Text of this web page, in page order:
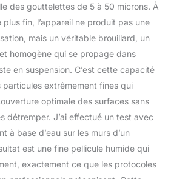
des gouttelettes de 5 à 50 microns. À
plus fin, l’appareil ne produit pas une
mais un véritable brouillard, un
homogène qui se propage dans
en suspension. C’est cette capacité
particules extrêmement fines qui
optimale des surfaces sans
détremper. J’ai effectué un test avec
à base d’eau sur les murs d’un
est une fine pellicule humide qui
exactement ce que les protocoles